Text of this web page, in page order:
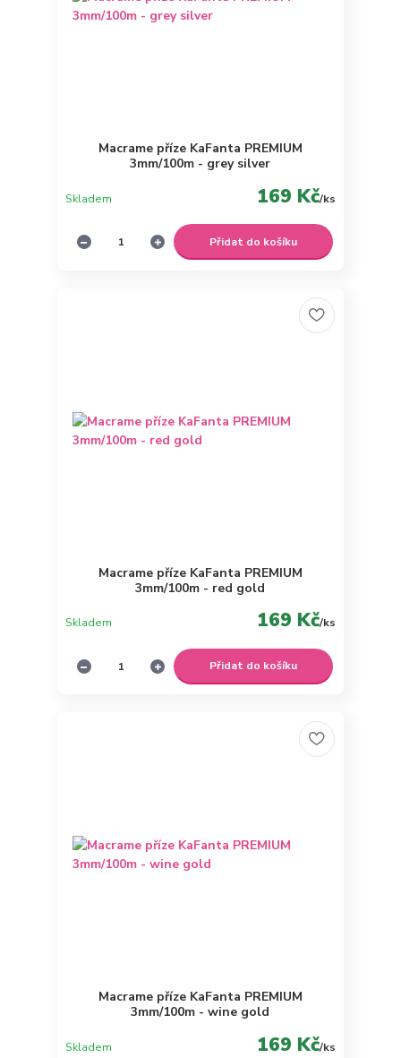
Macrame příze KaFanta PREMIUM
3mm/100m - grey silver
169 Kč/ks
Skladem
Přidat do košíku
Macrame příze KaFanta PREMIUM
3mm/100m - red gold
169 Kč/ks
Skladem
Přidat do košíku
Macrame příze KaFanta PREMIUM
3mm/100m - wine gold
169 Kč/ks
Skladem